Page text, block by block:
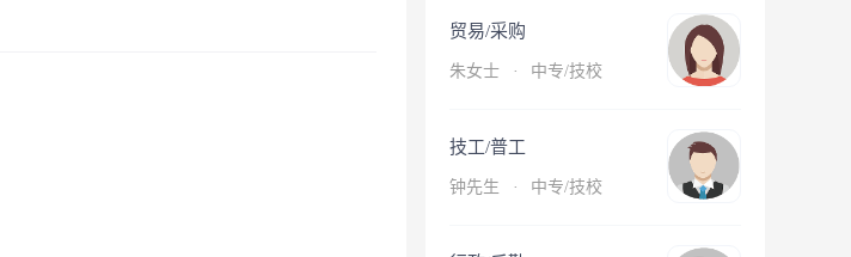
贸易/采购
朱女士 · 中专/技校
技工/普工
钟先生 · 中专/技校